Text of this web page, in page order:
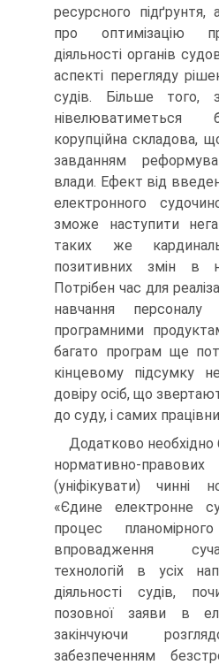
ресурсного
про оптимізацію
діяльності органів
аспекті перегляду
судів. Більше того,
нівелюватиметься
корупційна складова,
завданням
влади. Ефект від
електронного
зможе наступити
таких же
позитивних змін в
Потрібен час для
навчання
програмними
багато програм ще
кінцевому підсумку
довіру осіб, що
до суду, і самих
Додатково необхідно
нормативно-
(уніфікувати) чинні
«Єдине електронне
процес
впровадження
технологій в усіх
діяльності судів,
позовної заяви в
закінчуючи
забезпеченням